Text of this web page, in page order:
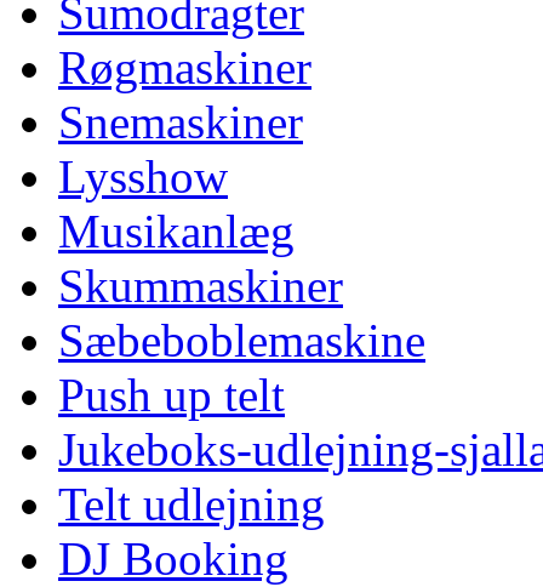
Sumodragter
Røgmaskiner
Snemaskiner
Lysshow
Musikanlæg
Skummaskiner
Sæbeboblemaskine
Push up telt
Jukeboks-udlejning-
Telt udlejning
DJ Booking